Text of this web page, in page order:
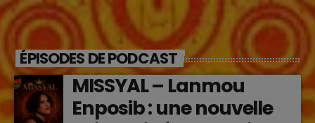
ÉPISODES DE PODCAST
MISSYAL – Lanmou
Enposib : une nouvelle